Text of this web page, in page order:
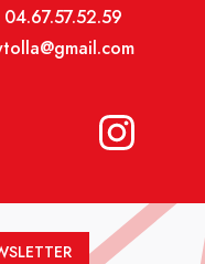
04.67.57.52.59